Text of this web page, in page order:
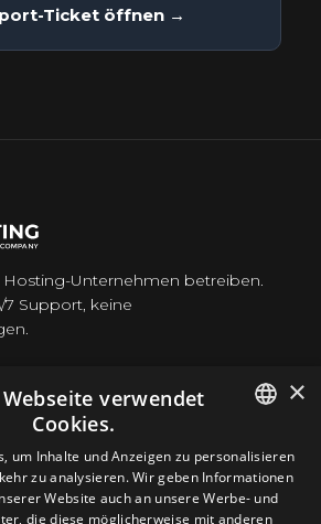
Ticket öffnen →
Hosting-Unternehmen betreiben.
7 Support, keine
ENGLISH
×
Webseite verwendet
Cookies.
um Inhalte und Anzeigen zu personalisieren
zu analysieren. Wir geben Informationen
Website auch an unsere Werbe- und
die diese möglicherweise mit anderen